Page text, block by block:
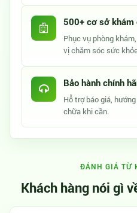
500+ cơ sở khám
Phục vụ phòng
vị chăm sóc sức
Bảo hành chính
Hỗ trợ báo giá,
chữa khi cần.
ĐÁNH GIÁ TỪ
Khách hàng nói gì